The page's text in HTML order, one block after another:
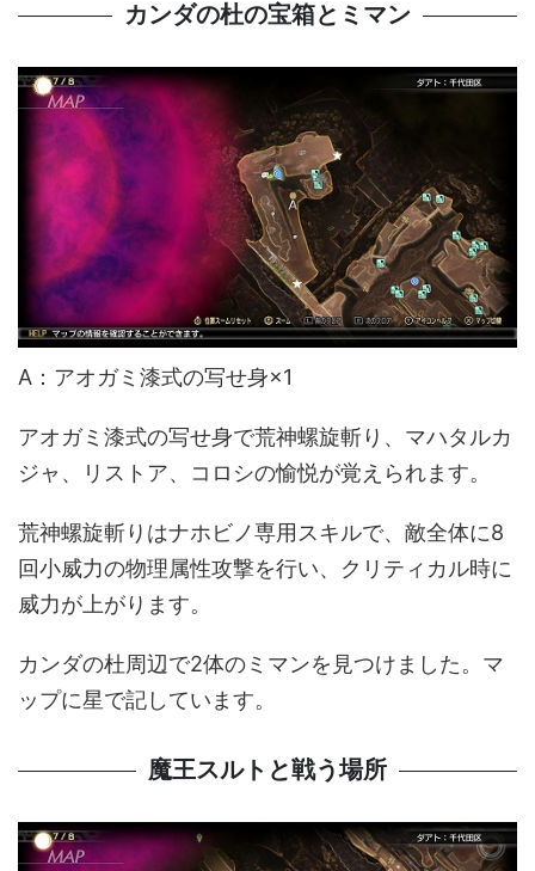
カンダの杜の宝箱とミマン
A：アオガミ漆式の写せ身×1
アオガミ漆式の写せ身で荒神螺旋斬り、マハタルカ
ジャ、リストア、コロシの愉悦が覚えられます。
荒神螺旋斬りはナホビノ専用スキルで、敵全体に8
回小威力の物理属性攻撃を行い、クリティカル時に
威力が上がります。
カンダの杜周辺で2体のミマンを見つけました。マ
ップに星で記しています。
魔王スルトと戦う場所